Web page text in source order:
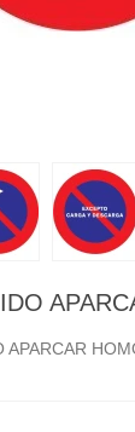
APARCAR